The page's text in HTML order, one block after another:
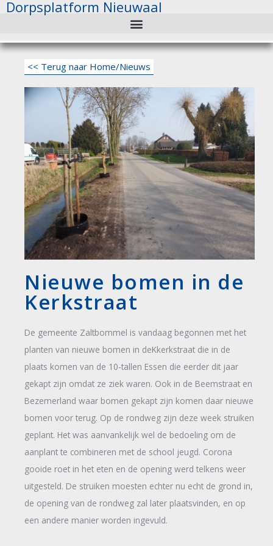
Ga
inhoud
Dorpsplatform Nieuwaal
<< Terug naar Home/Nieuws
Nieuwe bomen in de
Kerkstraat
De gemeente Zaltbommel is vandaag begonnen met het
planten van nieuwe bomen in deKkerkstraat die in de
plaats komen van de 10-tallen Essen die eerder dit jaar
gekapt zijn omdat ze ziek waren. Ook in de Beemstraat en
Bezemerland waar bomen gekapt zijn komen daar nieuwe
bomen voor terug. Op de rondweg zijn deze week struiken
geplant. Het was aanvankelijk wel de bedoeling om de
aanplant te combineren met de school jeugd. Corona
gooide roet in het eten en de opening werd telkens weer
uitgesteld. De struiken moesten echter nu echt de grond in,
de opening van de rondweg zal later plaatsvinden, en op
een andere manier worden ingevuld.